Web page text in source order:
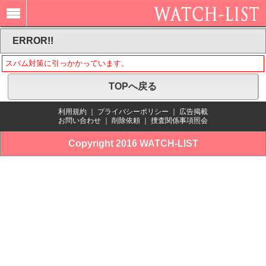
ERROR!!
スパム対策に引っかかっています。
TOPへ戻る
利用規約 プライバシーポリシー
広告掲載
お問い合わせ
削除依頼 捜査関係事項照会
Copyright 2016 WATCH-LIST